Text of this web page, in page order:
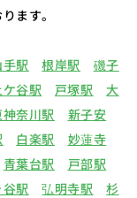
ます。
手駅 根岸駅
磯子
谷駅 戸塚駅
大
神奈川駅
新子安
白楽駅
妙蓮寺
青葉台駅
戸部駅
駅 弘明寺駅
杉